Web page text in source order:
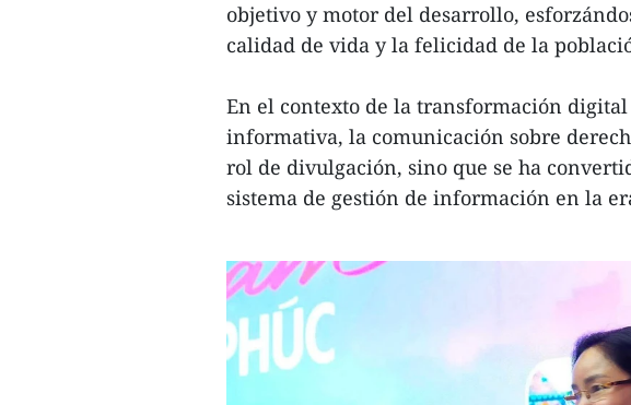
objetivo y motor del desarrollo,
calidad de vida y la felicidad de la
En el contexto de la transformación
informativa, la comunicación sobre
rol de divulgación, sino que se ha
sistema de gestión de información en la